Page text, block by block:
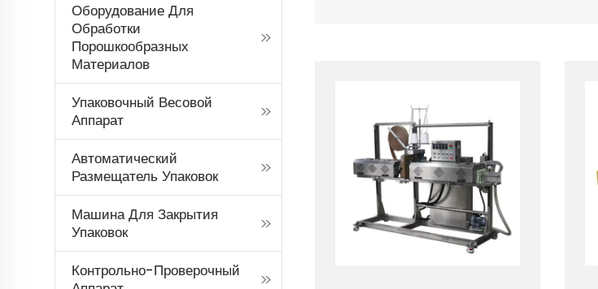
Оборудование Для
Обработки
Порошкообразных
Материалов
Упаковочный Весовой
Аппарат
Автоматический
Размещатель Упаковок
Машина Для Закрытия
Упаковок
Контрольно-Проверочный